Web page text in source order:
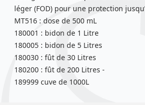
léger (FOD) pour une protection
MT516 : dose de 500 mL
180001 : bidon de 1 Litre
180005 : bidon de 5 Litres
180030 : fût de 30 Litres
180200 : fût de 200 Litres -
189999 cuve de 1000L